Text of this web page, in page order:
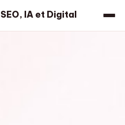
IA et Digital